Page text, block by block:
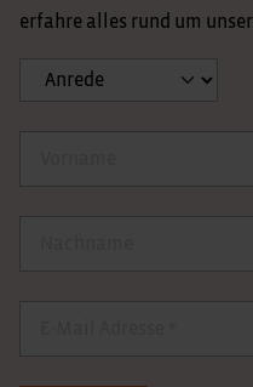
erfahre alles rund um
Anrede